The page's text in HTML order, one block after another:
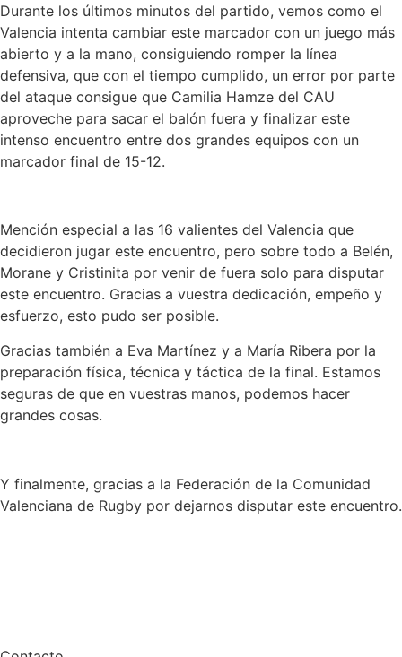
Durante los últimos minutos del partido, vemos como el
Valencia intenta cambiar este marcador con un juego más
abierto y a la mano, consiguiendo romper la línea
defensiva, que con el tiempo cumplido, un error por parte
del ataque consigue que Camilia Hamze del CAU
aproveche para sacar el balón fuera y finalizar este
intenso encuentro entre dos grandes equipos con un
marcador final de 15-12.
Mención especial a las 16 valientes del Valencia que
decidieron jugar este encuentro, pero sobre todo a Belén,
Morane y Cristinita por venir de fuera solo para disputar
este encuentro. Gracias a vuestra dedicación, empeño y
esfuerzo, esto pudo ser posible.
Gracias también a Eva Martínez y a María Ribera por la
preparación física, técnica y táctica de la final. Estamos
seguras de que en vuestras manos, podemos hacer
grandes cosas.
Y finalmente, gracias a la Federación de la Comunidad
Valenciana de Rugby por dejarnos disputar este encuentro.